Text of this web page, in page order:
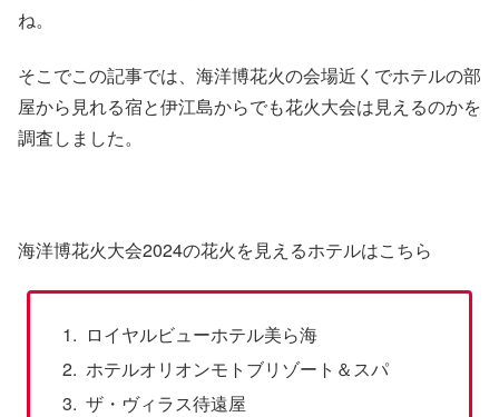
ね。
そこでこの記事では、海洋博花火の会場近くでホテルの部
屋から見れる宿と伊江島からでも花火大会は見えるのかを
調査しました。
海洋博花火大会2024の花火を見えるホテルはこちら
ロイヤルビューホテル美ら海
ホテルオリオンモトブリゾート＆スパ
ザ・ヴィラス待遠屋